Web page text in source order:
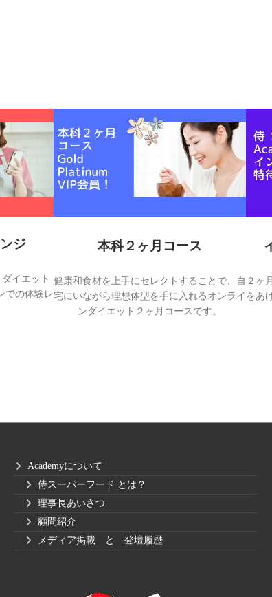
ジ
イエット
での体験レ
本科２ヶ月コース
健康和食材を上手にセレクトすることで、自
宅にいながら理想体型を手に入れるオンライ
ンダイエット２ヶ月コースです。
２ヶ
をあ
Academyについて
侍スーパーフード とは？
理事長あいさつ
顧問紹介
メディア掲載 と 登壇履歴